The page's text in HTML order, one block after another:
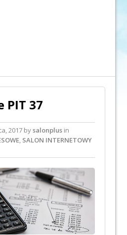
PIT 37
2017 bysalonplus in
, SALON INTERNETOWY